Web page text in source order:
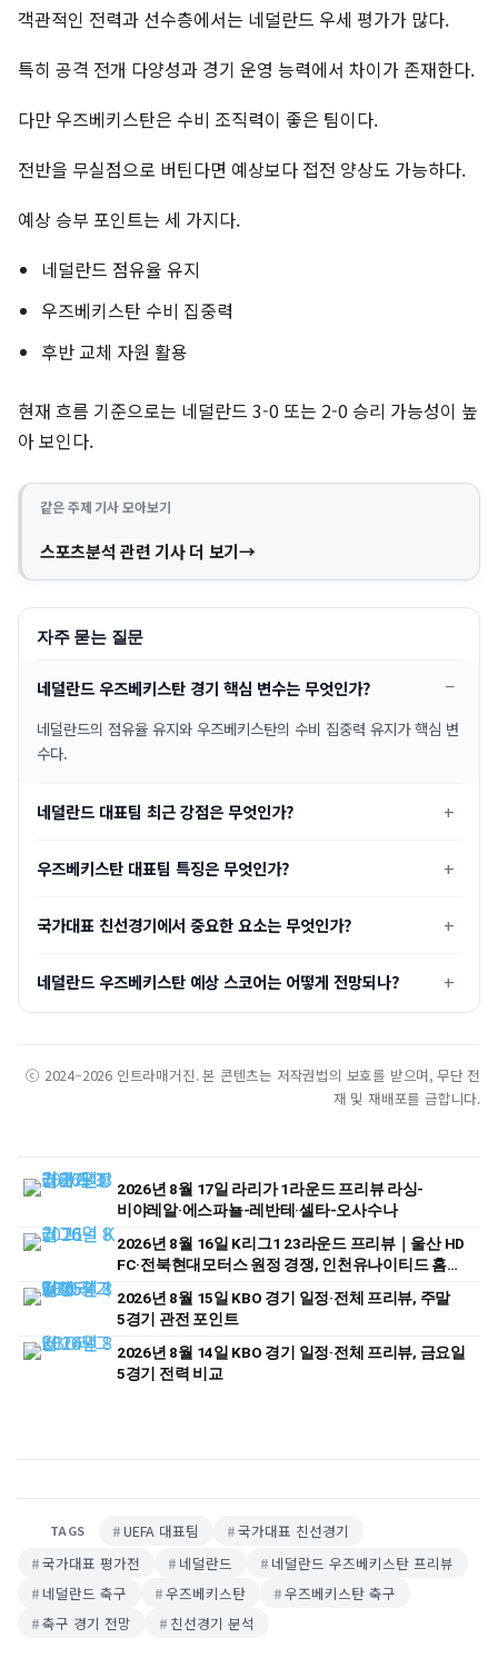
객관적인 전력과 선수층에서는 네덜란드 우세 평가가 많다.
특히 공격 전개 다양성과 경기 운영 능력에서 차이가 존재한다.
다만 우즈베키스탄은 수비 조직력이 좋은 팀이다.
전반을 무실점으로 버틴다면 예상보다 접전 양상도 가능하다.
예상 승부 포인트는 세 가지다.
네덜란드 점유율 유지
우즈베키스탄 수비 집중력
후반 교체 자원 활용
현재 흐름 기준으로는 네덜란드 3-0 또는 2-0 승리 가능성이 높
아 보인다.
같은 주제 기사 모아보기
스포츠분석 관련 기사 더 보기
자주 묻는 질문
네덜란드 우즈베키스탄 경기 핵심 변수는 무엇인가?
네덜란드의 점유율 유지와 우즈베키스탄의 수비 집중력 유지가 핵심 변
수다.
네덜란드 대표팀 최근 강점은 무엇인가?
우즈베키스탄 대표팀 특징은 무엇인가?
국가대표 친선경기에서 중요한 요소는 무엇인가?
네덜란드 우즈베키스탄 예상 스코어는 어떻게 전망되나?
ⓒ 2024–2026 인트라매거진. 본 콘텐츠는 저작권법의 보호를 받으며, 무단 전
재 및 재배포를 금합니다.
2026년 8월 17일 라리가 1라운드 프리뷰 라싱-
비야레알·에스파뇰-레반테·셀타-오사수나
2026년 8월 16일 K리그1 23라운드 프리뷰｜울산 HD
FC·전북현대모터스 원정 경쟁, 인천유나이티드 홈
2026년 8월 15일 KBO 경기 일정·전체 프리뷰, 주말
5경기 관전 포인트
2026년 8월 14일 KBO 경기 일정·전체 프리뷰, 금요일
5경기 전력 비교
TAGS UEFA 대표팀
국가대표 친선경기
국가대표 평가전
네덜란드
네덜란드 우즈베키스탄 프리뷰
네덜란드 축구
우즈베키스탄
우즈베키스탄 축구
축구 경기 전망
친선경기 분석